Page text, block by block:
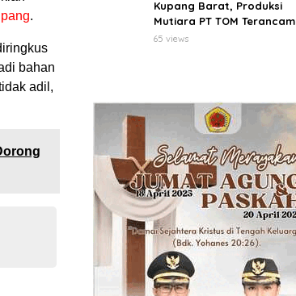
.
bahan
adil,
Kupang Barat, Produksi
Mutiara PT TOM Terancam
65 views